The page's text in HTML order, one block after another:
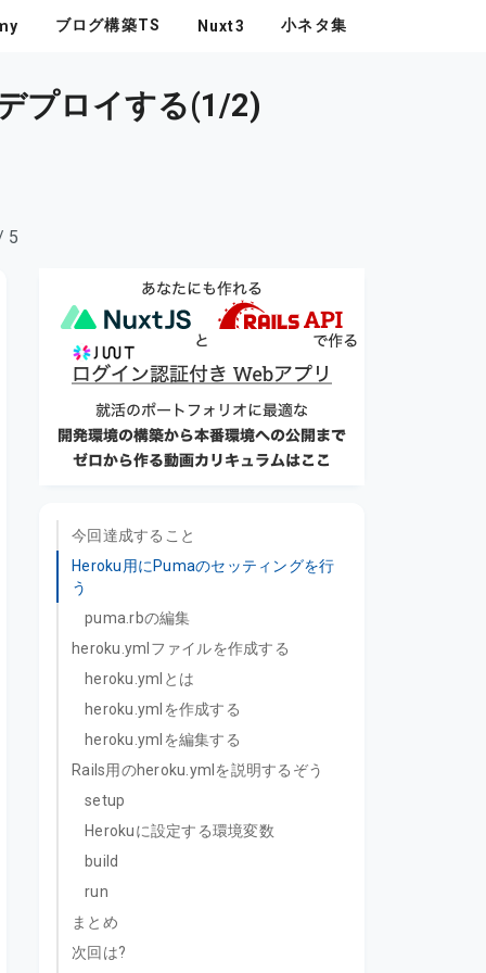
ブログ構築TS Nuxt3 小ネタ集
プロイする(1/2)
5
今回達成すること
Heroku用にPumaのセッティングを行
う
puma.rbの編集
heroku.ymlファイルを作成する
heroku.ymlとは
heroku.ymlを作成する
heroku.ymlを編集する
Rails用のheroku.ymlを説明するぞう
setup
Herokuに設定する環境変数
build
run
まとめ
次回は?